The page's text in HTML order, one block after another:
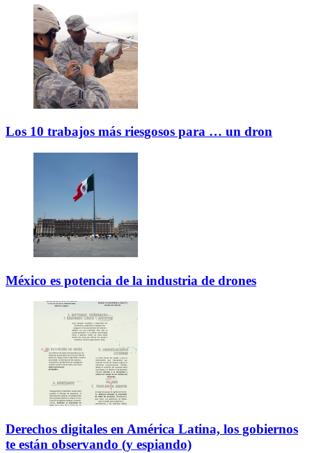
Los 10 trabajos más riesgosos para … un dron
México es potencia de la industria de drones
Derechos digitales en América Latina, los gobiernos
te están observando (y espiando)